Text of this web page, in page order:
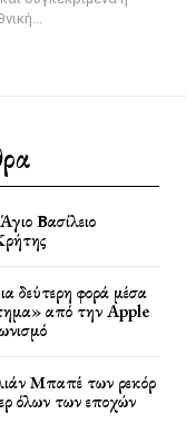
Βασίλειο
δεύτερη φορά μέσα
από την Apple
Μπαπέ των ρεκόρ
όλων των εποχών